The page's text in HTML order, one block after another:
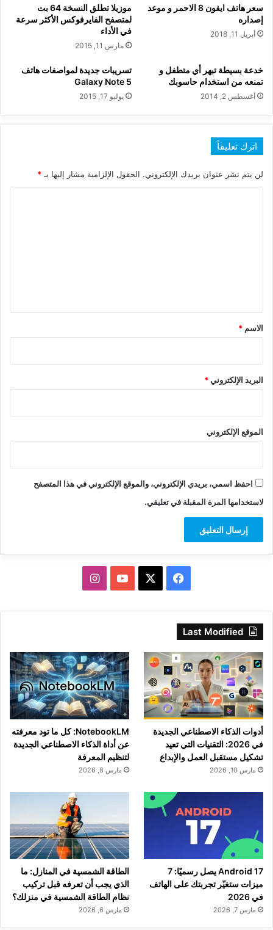
سعر هاتف ايفون 8 الاحمر و موعد
إصداره
أبريل 11, 2018
موزيلا تطلق النسخة 64 بت
لمتصفح الفايرفوكس الأكثر سرعة
في الأداء
مارس 11, 2015
خدعة بسيطة تبهر أي متطفل و
تمنعه من استخدام حاسوبك
أغسطس 2, 2014
تسريبات جديدة لمواصفات هاتف
Galaxy Note 5
يوليو 17, 2015
اترك تعليقاً
لن يتم نشر عنوان بريدك الإلكتروني. الحقول الإلزامية مشار إليها بـ *
*
الاسم *
البريد الإلكتروني*
الموقع الإلكتروني
احفظ اسمي، بريدي الإلكتروني، والموقع الإلكتروني في هذا المتصفح
لاستخدامها المرة المقبلة في تعليقي.
فيسبوك ‫YouTubeانستقرام
Last Modified
أدوات الذكاء الاصطناعي الجديدة
في 2026: التقنيات التي تعيد
تشكيل مستقبل العمل والإبداع
مارس 10, 2026
NotebookLM: كل ما تود معرفته
عن أداة الذكاء الاصطناعي الجديدة
لتنظيم المعرفة
مارس 8, 2026
Android 17 يصل رسميًا: 7
ميزات ستغيّر تجربتك على الهاتف
في 2026
مارس 7, 2026
الطاقة الشمسية في المنازل: ما
الذي يجب أن تعرفه قبل تركيب
نظام الطاقة الشمسية في منزلك؟
مارس 6, 2026